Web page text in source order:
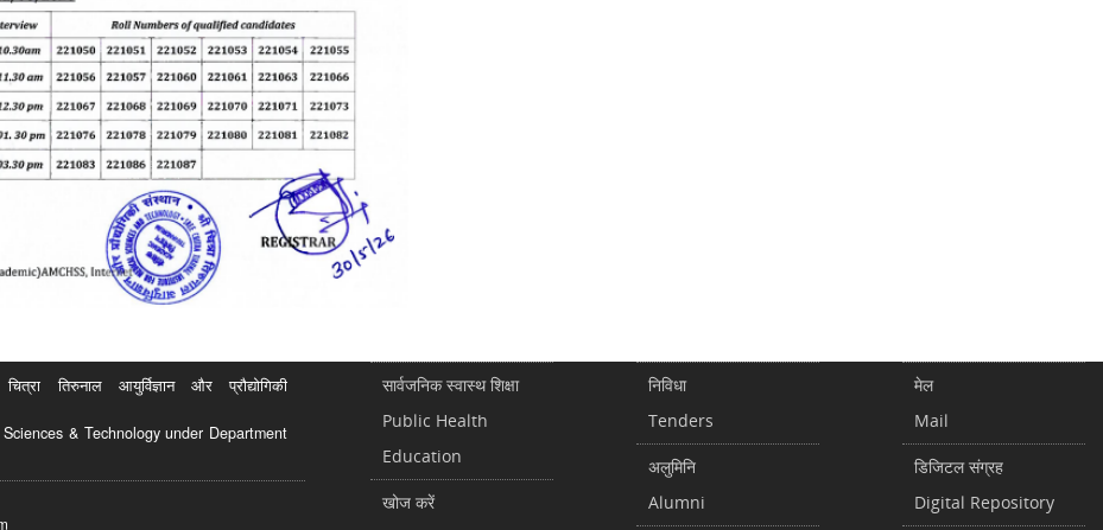
तिरुनाल आयुर्विज्ञान और प्रौद्योगिकी
& Technology under Department
सार्वजनिक स्वास्थ शिक्षा
Public Health
Education
खोज करें
निविधा
Tenders
अलुमिनि
Alumni
मेल
Mail
डिजिटल संग्रह
Digital Repository